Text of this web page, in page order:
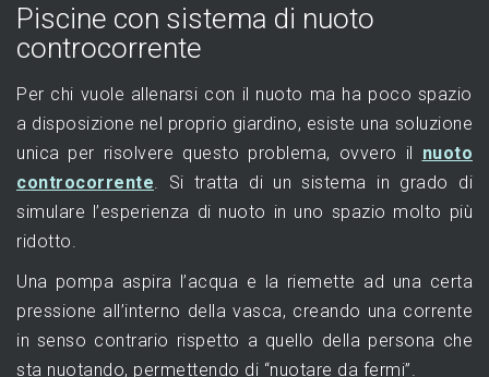
Piscine con sistema di nuoto
controcorrente
Per chi vuole allenarsi con il nuoto ma ha poco spazio
a disposizione nel proprio giardino, esiste una soluzione
unica per risolvere questo problema, ovvero il nuoto
controcorrente . Si tratta di un sistema in grado di
simulare l’esperienza di nuoto in uno spazio molto più
ridotto.
Una pompa aspira l’acqua e la riemette ad una certa
pressione all’interno della vasca, creando una corrente
in senso contrario rispetto a quello della persona che
sta nuotando, permettendo di “nuotare da fermi”.